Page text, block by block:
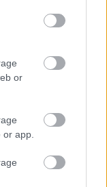
or
app.